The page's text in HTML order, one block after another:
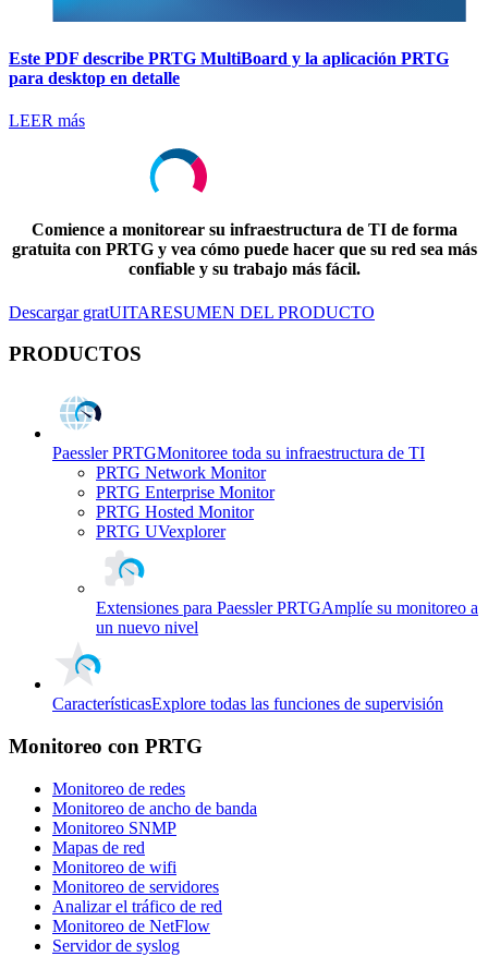
Este PDF describe PRTG MultiBoard y la aplicación PRTG
para desktop en detalle
LEER más
Comience a monitorear su infraestructura de TI de forma
gratuita con PRTG y vea cómo puede hacer que su red sea más
confiable y su trabajo más fácil.
Descargar gratUITARESUMEN DEL PRODUCTO
PRODUCTOS
Paessler PRTGMonitoree toda su infraestructura de TI
PRTG Network Monitor
PRTG Enterprise Monitor
PRTG Hosted Monitor
PRTG UVexplorer
Extensiones para Paessler PRTGAmplíe su monitoreo a
un nuevo nivel
CaracterísticasExplore todas las funciones de supervisión
Monitoreo con PRTG
Monitoreo de redes
Monitoreo de ancho de banda
Monitoreo SNMP
Mapas de red
Monitoreo de wifi
Monitoreo de servidores
Analizar el tráfico de red
Monitoreo de NetFlow
Servidor de syslog